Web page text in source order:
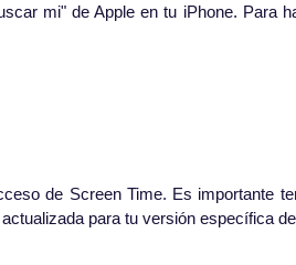
mi" de Apple en tu iPhone. Para
de Screen Time. Es importante
para tu versión específica